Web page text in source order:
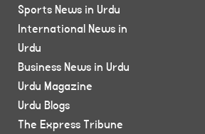
Sports News in Urdu
International News in
Urdu
Business News in Urdu
Urdu Magazine
Urdu Blogs
The Express Tribune